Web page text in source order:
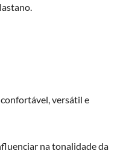
versátil e
na tonalidade da